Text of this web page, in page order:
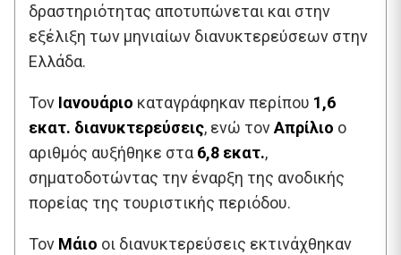
δραστηριότητας αποτυπώνεται και στην
εξέλιξη των μηνιαίων διανυκτερεύσεων στην
Ελλάδα.
Τον Ιανουάριο καταγράφηκαν περίπου 1,6
εκατ. διανυκτερεύσεις, ενώ τονΑπρίλιο ο
αριθμός αυξήθηκε στα 6,8 εκατ.,
σηματοδοτώντας την έναρξη της ανοδικής
πορείας της τουριστικής περιόδου.
Τον Μάιο οι διανυκτερεύσεις εκτινάχθηκαν